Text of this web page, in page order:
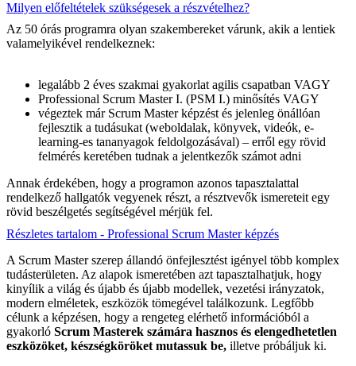
Milyen előfeltételek szükségesek a részvételhez?
Az 50 órás programra olyan szakembereket várunk, akik a lentiek
valamelyikével rendelkeznek:
legalább 2 éves szakmai gyakorlat agilis csapatban VAGY
Professional Scrum Master I. (PSM I.) minősítés VAGY
végeztek már Scrum Master képzést és jelenleg önállóan
fejlesztik a tudásukat (weboldalak, könyvek, videók, e-
learning-es tananyagok feldolgozásával) – erről egy rövid
felmérés keretében tudnak a jelentkezők számot adni
Annak érdekében, hogy a programon azonos tapasztalattal
rendelkező hallgatók vegyenek részt, a résztvevők ismereteit egy
rövid beszélgetés segítségével mérjük fel.
Részletes tartalom - Professional Scrum Master képzés
A Scrum Master szerep állandó önfejlesztést igényel több komplex
tudásterületen. Az alapok ismeretében azt tapasztalhatjuk, hogy
kinyílik a világ és újabb és újabb modellek, vezetési irányzatok,
modern elméletek, eszközök tömegével találkozunk. Legfőbb
célunk a képzésen, hogy a rengeteg elérhető információból a
gyakorló Scrum Masterek számára hasznos és elengedhetetlen
eszközöket, készségköröket mutassuk be, illetve próbáljuk ki.